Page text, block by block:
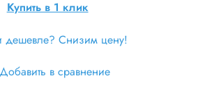
Купить в 1 клик
дешевле? Снизим цену!
Добавить в сравнение